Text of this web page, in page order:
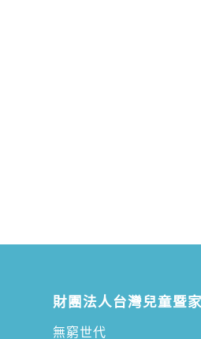
財團法人台灣兒童暨
無窮世代